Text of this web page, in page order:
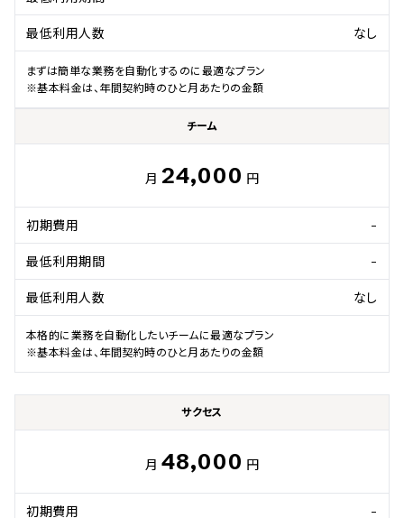
最低利用人数 なし
まずは簡単な業務を自動化するのに最適なプラン
※基本料金は、年間契約時のひと月あたりの金額
チーム
月 24,000 円
初期費用 -
最低利用期間 -
最低利用人数 なし
本格的に業務を自動化したいチームに最適なプラン
※基本料金は、年間契約時のひと月あたりの金額
サクセス
月 48,000 円
初期費用 -